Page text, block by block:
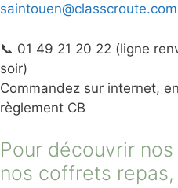
saintouen@classcroute.com
📞 01 49 21 20 22 (ligne
soir)
Commandez sur internet,
règlement CB
Pour découvrir
nos coffrets